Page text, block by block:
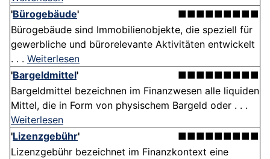
'Bürogebäude'
■■■■■■■■■
Bürogebäude sind Immobilienobjekte, die speziell für
gewerbliche und bürorelevante Aktivitäten entwickelt
. . . Weiterlesen
'Bargeldmittel'
■■■■■■■■■
Bargeldmittel bezeichnen im Finanzwesen alle liquiden
Mittel, die in Form von physischem Bargeld oder . . .
Weiterlesen
'Lizenzgebühr'
■■■■■■■■■
Lizenzgebühr bezeichnet im Finanzkontext eine